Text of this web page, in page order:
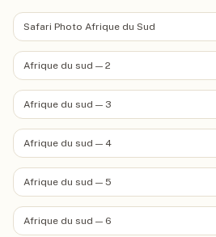
Safari Photo Afrique du Sud
Afrique du sud — 2
Afrique du sud — 3
Afrique du sud — 4
Afrique du sud — 5
Afrique du sud — 6